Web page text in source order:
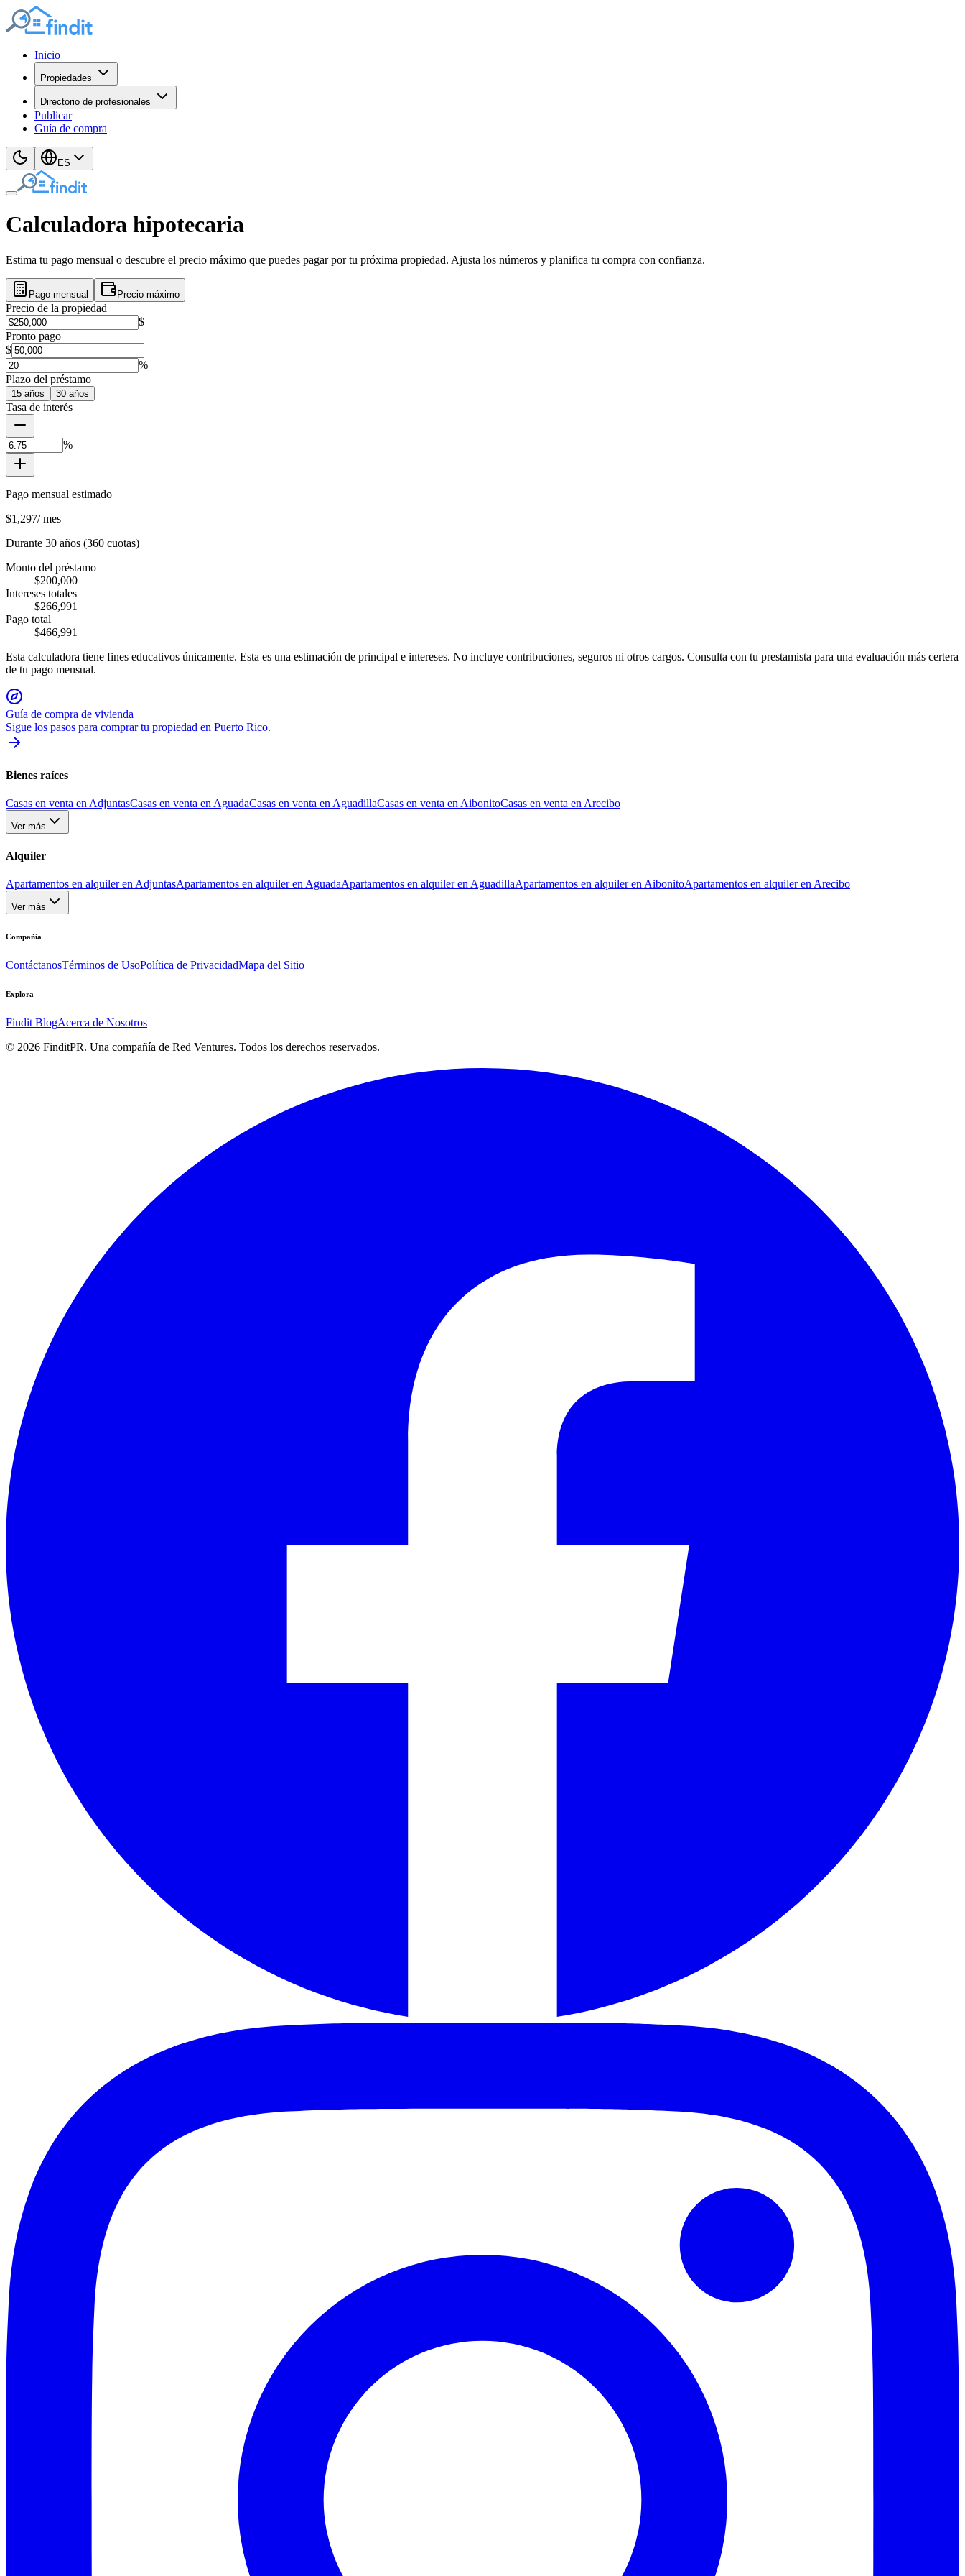
Inicio
Propiedades
Directorio de profesionales
Publicar
Guía de compra
ES
Calculadora hipotecaria
Estima tu pago mensual o descubre el precio máximo que puedes pagar por tu próxima propiedad. Ajusta los números y planifica tu compra con confianza.
Pago mensual Precio máximo
Precio de la propiedad
$
Pronto pago
$
%
Plazo del préstamo
15 años 30 años
Tasa de interés
%
Pago mensual estimado
$1,297/mes
Durante 30 años (360 cuotas)
Monto del préstamo
$200,000
Intereses totales
$266,991
Pago total
$466,991
Esta calculadora tiene fines educativos únicamente. Esta es una estimación de principal e intereses. No incluye contribuciones, seguros ni otros cargos. Consulta con tu prestamista para una evaluación más certera
de tu pago mensual.
Guía de compra de vivienda
Sigue los pasos para comprar tu propiedad en Puerto Rico.
Bienes raíces
Casas en venta en AdjuntasCasas en venta en AguadaCasas en venta en AguadillaCasas en venta en AibonitoCasas en venta en Arecibo
Ver más
Alquiler
Apartamentos en alquiler en AdjuntasApartamentos en alquiler en AguadaApartamentos en alquiler en AguadillaApartamentos en alquiler en AibonitoApartamentos en alquiler en Arecibo
Ver más
Compañía
ContáctanosTérminos de UsoPolítica de PrivacidadMapa del Sitio
Explora
Findit BlogAcerca de Nosotros
© 2026 FinditPR. Una compañía de Red Ventures. Todos los derechos reservados.